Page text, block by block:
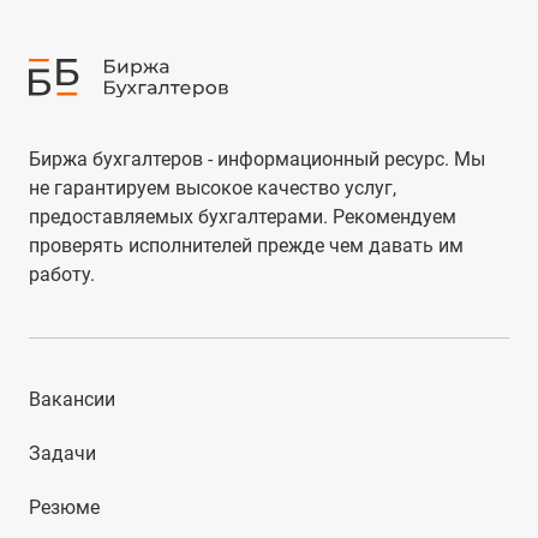
Биржа бухгалтеров - информационный ресурс. Мы
не гарантируем высокое качество услуг,
предоставляемых бухгалтерами. Рекомендуем
проверять исполнителей прежде чем давать им
работу.
Вакансии
Задачи
Резюме